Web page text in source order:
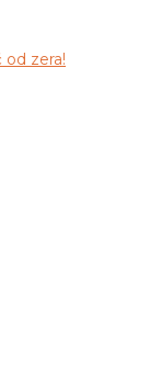
zera!